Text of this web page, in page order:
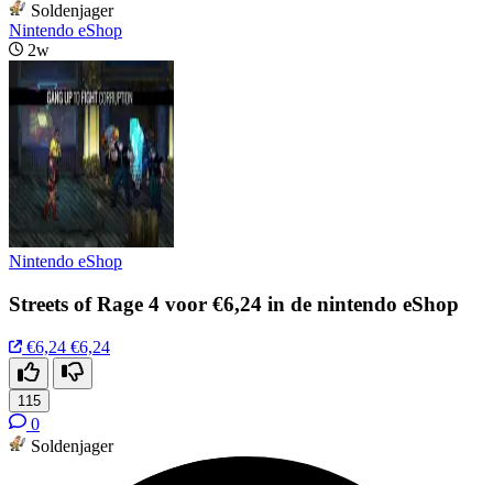
Soldenjager
Nintendo eShop
2w
Nintendo eShop
Streets of Rage 4 voor €6,24 in de nintendo eShop
€6,24 €6,24
115
0
Soldenjager